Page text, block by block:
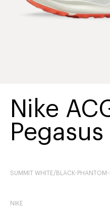
Nike
Pegasus
SUMMIT WHITE/BLACK-
NIKE